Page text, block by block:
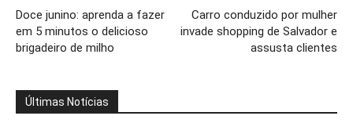
Doce junino: aprenda a fazer
em 5 minutos o delicioso
brigadeiro de milho
Carro conduzido por mulher
invade shopping de Salvador e
assusta clientes
Últimas Notícias